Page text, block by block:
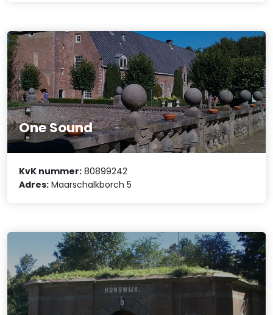
One Sound
KvK nummer: 80899242
Adres: Maarschalkborch 5